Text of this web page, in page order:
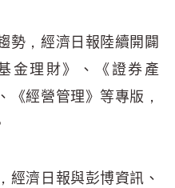
勢，經濟日報陸續開闢
金理財》、《證券產
《經營管理》等專版，
經濟日報與彭博資訊、